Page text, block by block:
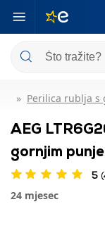
Perilica rublja
AEG
gornjim
5
24 mjesec